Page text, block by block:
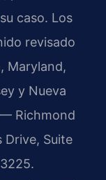
caso. Los
revisado
Maryland,
y Nueva
— Richmond
Drive, Suite